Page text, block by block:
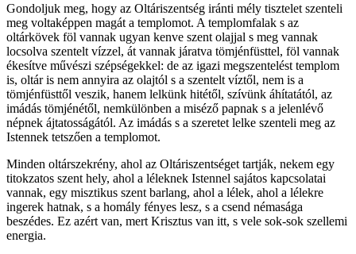
Gondoljuk meg, hogy az Oltáriszentség iránti mély tisztelet szenteli
meg voltaképpen magát a templomot. A templomfalak s az
oltárkövek föl vannak ugyan kenve szent olajjal s meg vannak
locsolva szentelt vízzel, át vannak járatva tömjénfüsttel, föl vannak
ékesítve művészi szépségekkel: de az igazi megszentelést templom
is, oltár is nem annyira az olajtól s a szentelt víztől, nem is a
tömjénfüsttől veszik, hanem lelkünk hitétől, szívünk áhítatától, az
imádás tömjénétől, nemkülönben a miséző papnak s a jelenlévő
népnek ájtatosságától. Az imádás s a szeretet lelke szenteli meg az
Istennek tetszően a templomot.
Minden oltárszekrény, ahol az Oltáriszentséget tartják, nekem egy
titokzatos szent hely, ahol a léleknek Istennel sajátos kapcsolatai
vannak, egy misztikus szent barlang, ahol a lélek, ahol a lélekre
ingerek hatnak, s a homály fényes lesz, s a csend némasága
beszédes. Ez azért van, mert Krisztus van itt, s vele sok-sok szellemi
energia.